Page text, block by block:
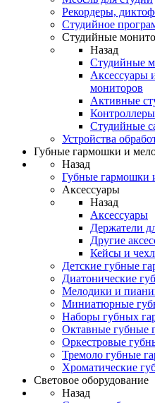
Рекордеры,
Студийное
Студийные
Назад
Студийные
Аксессуары
мониторов
Активные
Студийные
Устройства
Губные гармошки и
Назад
Губные гармошки
Аксессуары
Назад
Аксессуары
Держатели
Другие
Кейсы и
Детские губные
Диатонические
Мелодики и
Миниатюрные
Наборы губных
Октавные губные
Оркестровые
Тремоло губные
Хроматические
Световое оборудование
Назад